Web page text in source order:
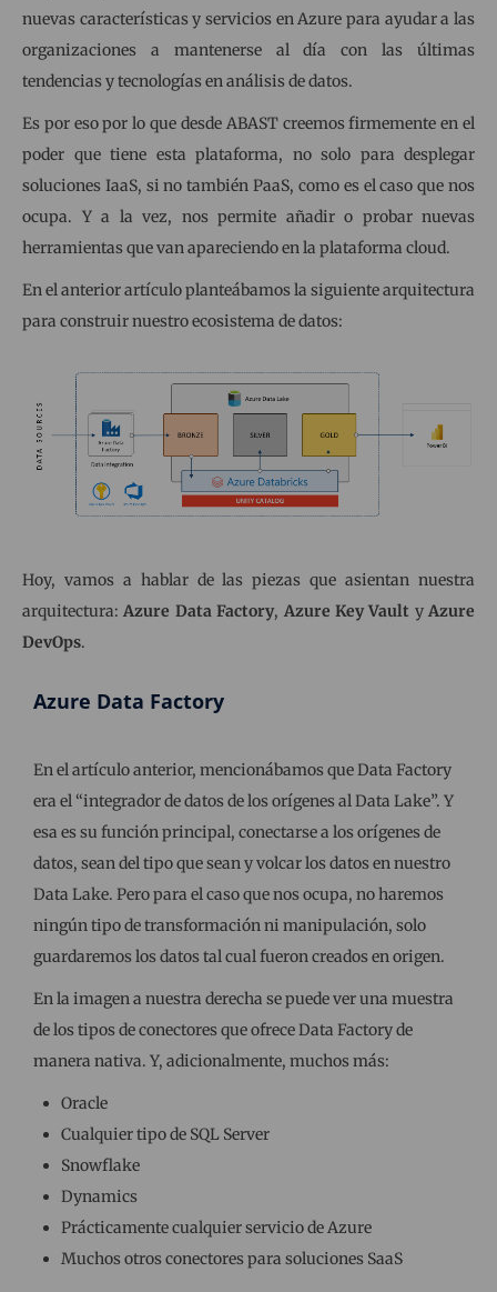
nuevas características y servicios en Azure para ayudar a las
organizaciones a mantenerse al día con las últimas
tendencias y tecnologías en análisis de datos.
Es por eso por lo que desde ABAST creemos firmemente en el
poder que tiene esta plataforma, no solo para desplegar
soluciones IaaS, si no también PaaS, como es el caso que nos
ocupa. Y a la vez, nos permite añadir o probar nuevas
herramientas que van apareciendo en la plataforma cloud.
En el anterior artículo planteábamos la siguiente arquitectura
para construir nuestro ecosistema de datos:
Hoy, vamos a hablar de las piezas que asientan nuestra
arquitectura:Azure Data Factory, Azure Key Vault y Azure
DevOps.
Azure Data Factory
En el artículo anterior, mencionábamos que Data Factory
era el “integrador de datos de los orígenes al Data Lake”. Y
esa es su función principal, conectarse a los orígenes de
datos, sean del tipo que sean y volcar los datos en nuestro
Data Lake. Pero para el caso que nos ocupa, no haremos
ningún tipo de transformación ni manipulación, solo
guardaremos los datos tal cual fueron creados en origen.
En la imagen a nuestra derecha se puede ver una muestra
de los tipos de conectores que ofrece Data Factory de
manera nativa. Y, adicionalmente, muchos más:
Oracle
Cualquier tipo de SQL Server
Snowflake
Dynamics
Prácticamente cualquier servicio de Azure
Muchos otros conectores para soluciones SaaS